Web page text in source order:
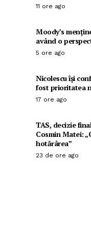
11 ore ago
Moody’s
având o
5 ore ago
Nicolescu își
fost prioritatea
17 ore ago
TAS, decizie
Cosmin Matei:
hotărârea”
23 de ore ago